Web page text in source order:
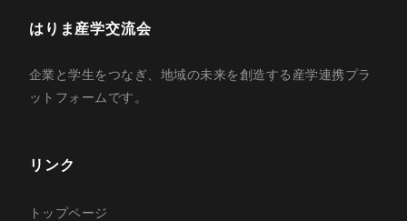
はりま産学交流会
企業と学生をつなぎ、地域の未来を創造する産学連携プラ
ットフォームです。
リンク
トップページ